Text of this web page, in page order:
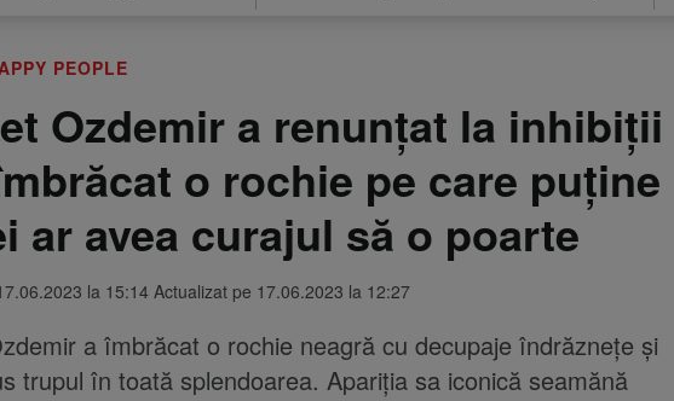
PEOPLE
Ozdemir a renunțat la inhibiții
o rochie pe care puține
ar avea curajul să o poarte
la 15:14 Actualizat pe 17.06.2023 la 12:27
a îmbrăcat o rochie neagră cu decupaje îndrăznețe și
trupul în toată splendoarea. Apariția sa iconică seamănă